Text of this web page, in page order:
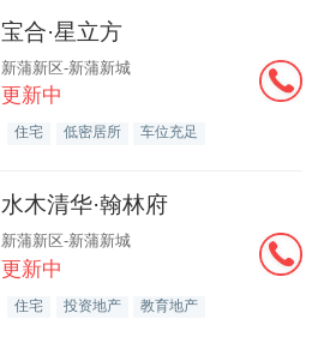
宝合·星立方
新蒲新区-新蒲新城
更新中
住宅 低密居所 车位充足
水木清华·翰林府
新蒲新区-新蒲新城
更新中
住宅 投资地产 教育地产